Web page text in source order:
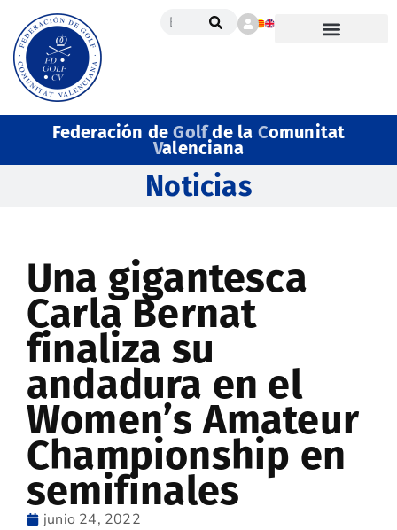
Federación deGolfde la Comunitat
Valenciana
Noticias
Una gigantesca
Carla Bernat
finaliza su
andadura en el
Women’s Amateur
Championship en
semifinales
junio 24, 2022